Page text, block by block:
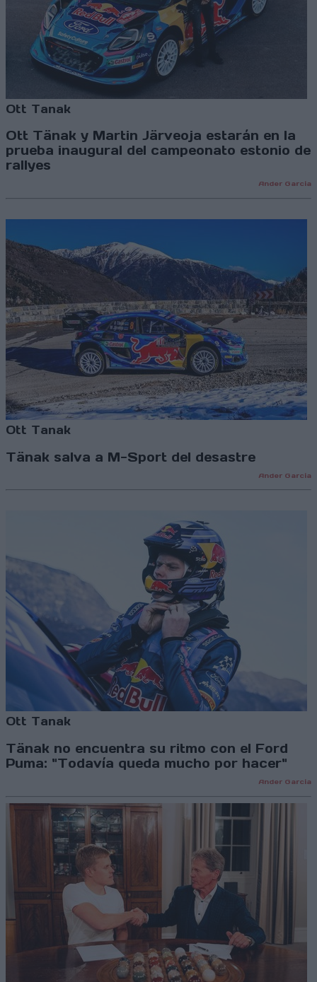
Ott Tanak
Ott Tänak y Martin Järveoja estarán en la
prueba inaugural del campeonato estonio de
rallyes
Ander García
Ott Tanak
Tänak salva a M-Sport del desastre
Ander García
Ott Tanak
Tänak no encuentra su ritmo con el Ford
Puma: "Todavía queda mucho por hacer"
Ander García